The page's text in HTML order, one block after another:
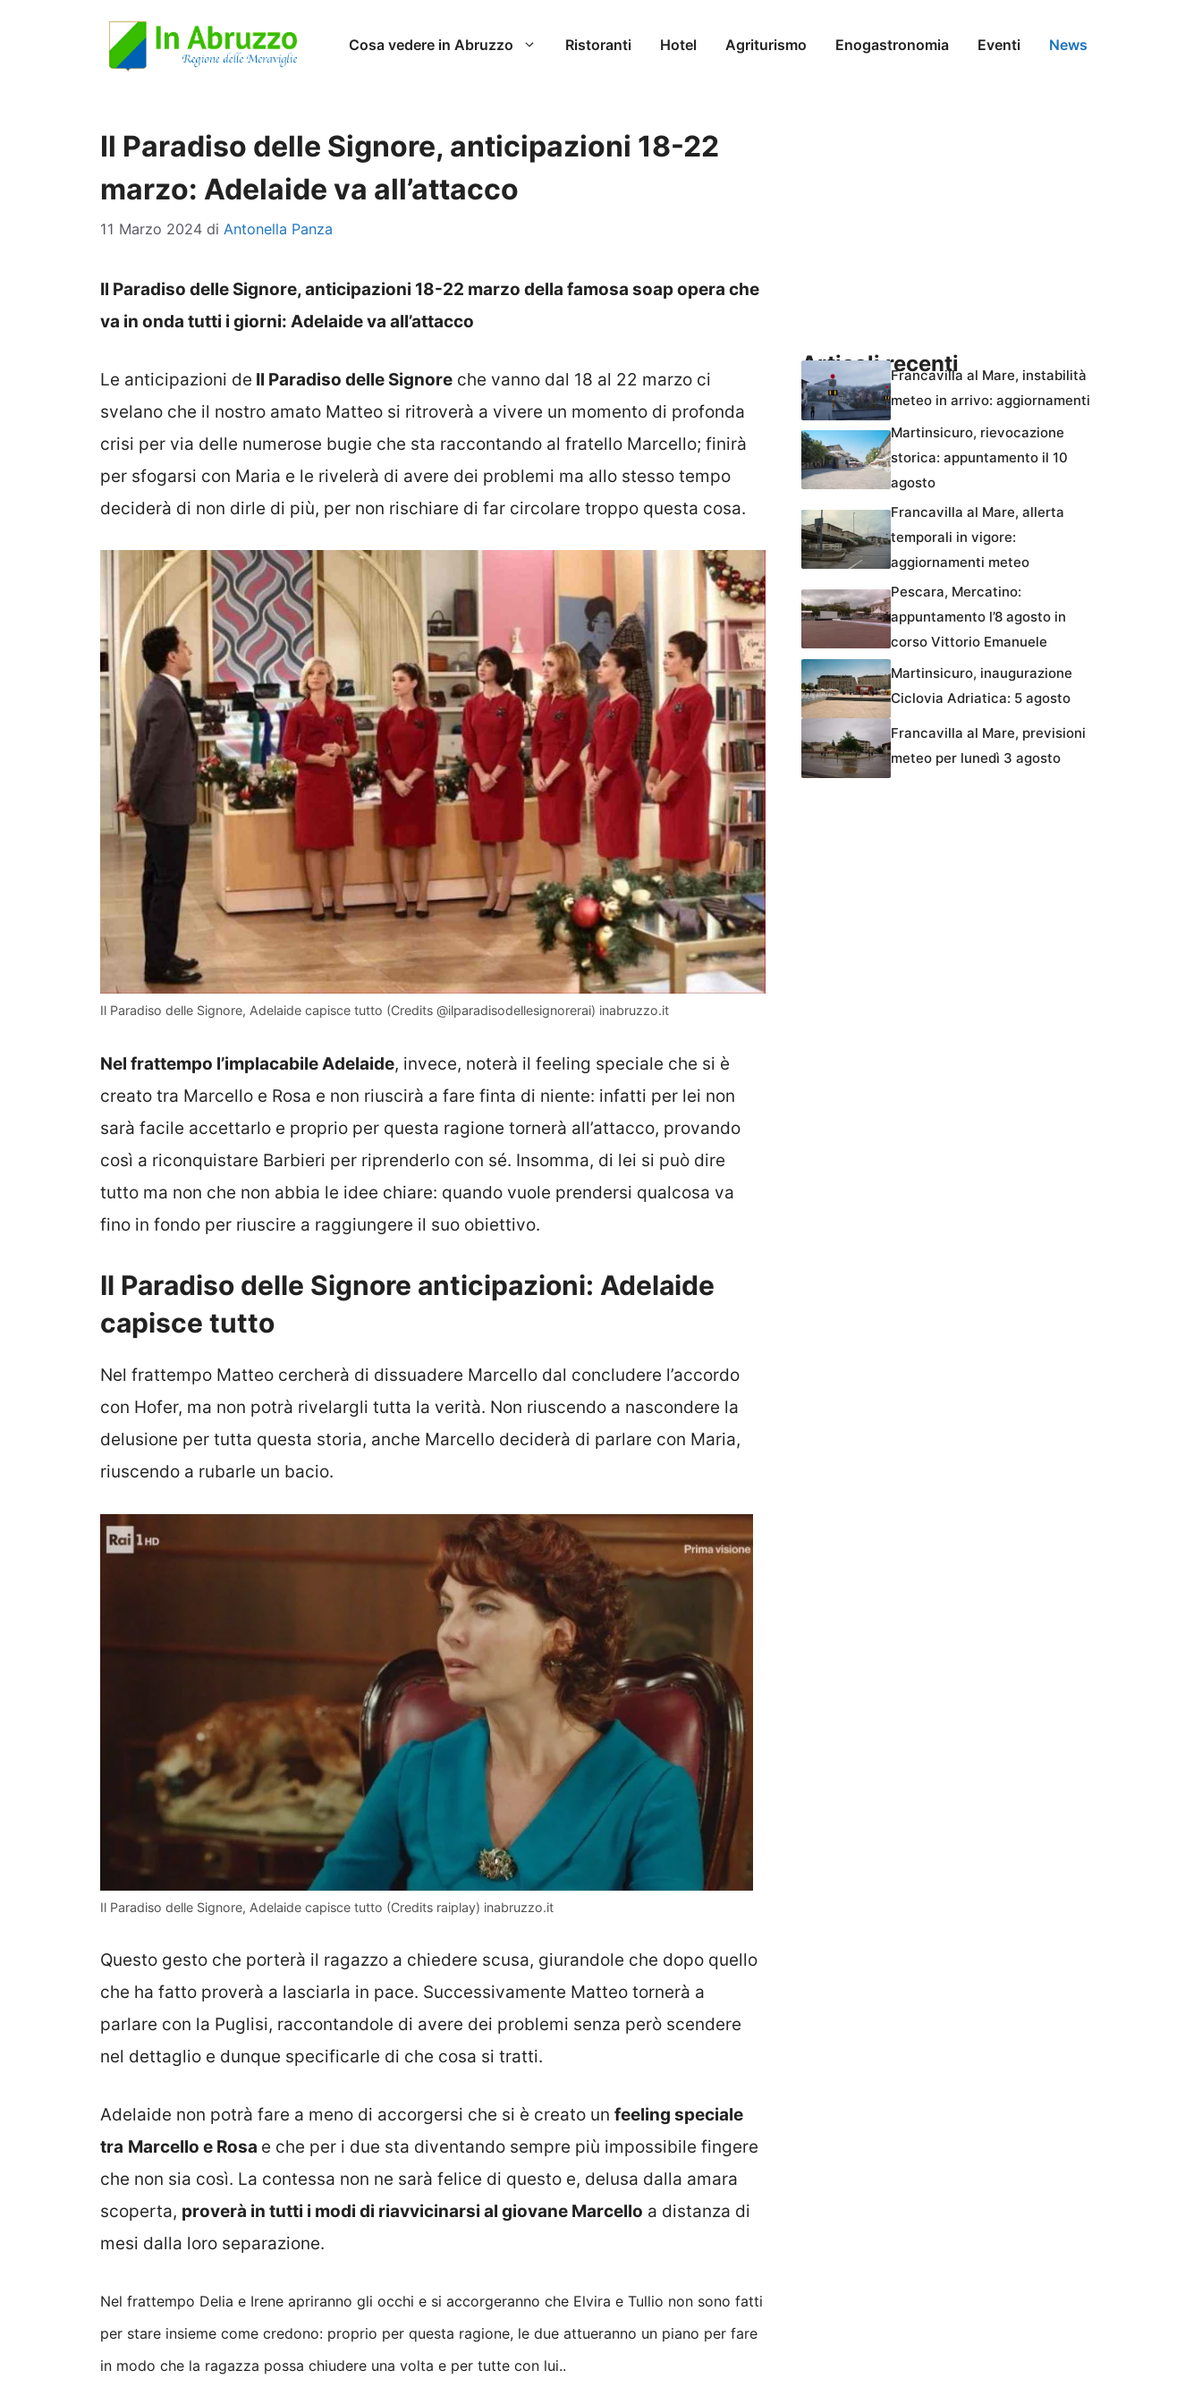
Cosa vedere in Abruzzo Ristoranti Hotel Agriturismo Enogastronomia Eventi News
Il Paradiso delle Signore, anticipazioni 18-22
marzo: Adelaide va all’attacco
11 Marzo 2024 di Antonella Panza
Il Paradiso delle Signore, anticipazioni 18-22 marzo della famosa soap opera che
va in onda tutti i giorni: Adelaide va all’attacco
Le anticipazioni de Il Paradiso delle Signore che vanno dal 18 al 22 marzo ci
svelano che il nostro amato Matteo si ritroverà a vivere un momento di profonda
crisi per via delle numerose bugie che sta raccontando al fratello Marcello; finirà
per sfogarsi con Maria e le rivelerà di avere dei problemi ma allo stesso tempo
deciderà di non dirle di più, per non rischiare di far circolare troppo questa cosa.
Il Paradiso delle Signore, Adelaide capisce tutto (Credits @ilparadisodellesignorerai) inabruzzo.it
Nel frattempo l’implacabile Adelaide, invece, noterà il feeling speciale che si è
creato tra Marcello e Rosa e non riuscirà a fare finta di niente: infatti per lei non
sarà facile accettarlo e proprio per questa ragione tornerà all’attacco, provando
così a riconquistare Barbieri per riprenderlo con sé. Insomma, di lei si può dire
tutto ma non che non abbia le idee chiare: quando vuole prendersi qualcosa va
fino in fondo per riuscire a raggiungere il suo obiettivo.
Il Paradiso delle Signore anticipazioni: Adelaide
capisce tutto
Nel frattempo Matteo cercherà di dissuadere Marcello dal concludere l’accordo
con Hofer, ma non potrà rivelargli tutta la verità. Non riuscendo a nascondere la
delusione per tutta questa storia, anche Marcello deciderà di parlare con Maria,
riuscendo a rubarle un bacio.
Il Paradiso delle Signore, Adelaide capisce tutto (Credits raiplay) inabruzzo.it
Questo gesto che porterà il ragazzo a chiedere scusa, giurandole che dopo quello
che ha fatto proverà a lasciarla in pace. Successivamente Matteo tornerà a
parlare con la Puglisi, raccontandole di avere dei problemi senza però scendere
nel dettaglio e dunque specificarle di che cosa si tratti.
Adelaide non potrà fare a meno di accorgersi che si è creato un feeling speciale
tra Marcello e Rosa e che per i due sta diventando sempre più impossibile fingere
che non sia così. La contessa non ne sarà felice di questo e, delusa dalla amara
scoperta, proverà in tutti i modi di riavvicinarsi al giovane Marcello a distanza di
mesi dalla loro separazione.
Nel frattempo Delia e Irene apriranno gli occhi e si accorgeranno che Elvira e Tullio non sono fatti
per stare insieme come credono: proprio per questa ragione, le due attueranno un piano per fare
in modo che la ragazza possa chiudere una volta e per tutte con lui..
Articoli recentiFrancavilla al Mare, instabilità
meteo in arrivo: aggiornamenti
Martinsicuro, rievocazione
storica: appuntamento il 10
agosto
Francavilla al Mare, allerta
temporali in vigore:
aggiornamenti meteo
Pescara, Mercatino:
appuntamento l’8 agosto in
corso Vittorio Emanuele
Martinsicuro, inaugurazione
Ciclovia Adriatica: 5 agosto
Francavilla al Mare, previsioni
meteo per lunedì 3 agosto